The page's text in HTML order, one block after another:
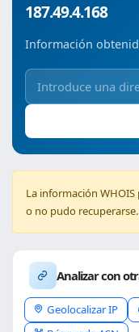
187.49.4.168
Información
La información
o no pudo recuperarse.
Analizar con
Geolocalizar IP